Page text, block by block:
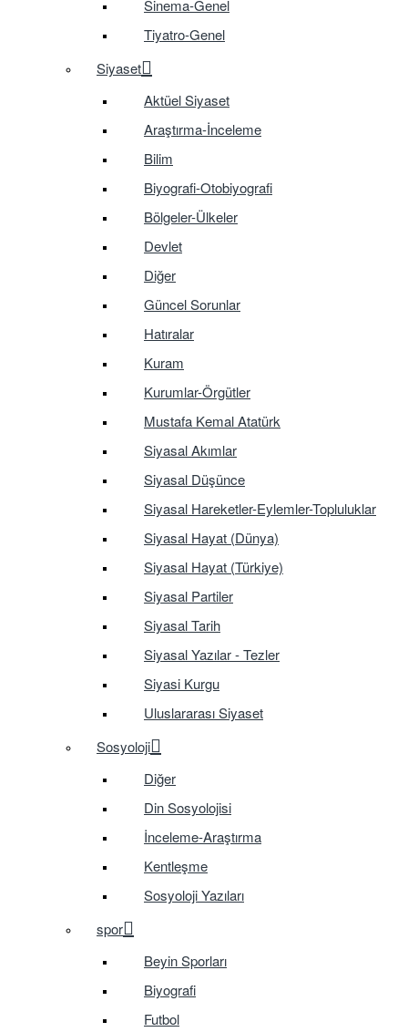
Sinema-Genel
Tiyatro-Genel
Siyaset
Aktüel Siyaset
Araştırma-İnceleme
Bilim
Biyografi-Otobiyografi
Bölgeler-Ülkeler
Devlet
Diğer
Güncel Sorunlar
Hatıralar
Kuram
Kurumlar-Örgütler
Mustafa Kemal Atatürk
Siyasal Akımlar
Siyasal Düşünce
Siyasal Hareketler-Eylemler-Topluluklar
Siyasal Hayat (Dünya)
Siyasal Hayat (Türkiye)
Siyasal Partiler
Siyasal Tarih
Siyasal Yazılar - Tezler
Siyasi Kurgu
Uluslararası Siyaset
Sosyoloji
Diğer
Din Sosyolojisi
İnceleme-Araştırma
Kentleşme
Sosyoloji Yazıları
spor
Beyin Sporları
Biyografi
Futbol